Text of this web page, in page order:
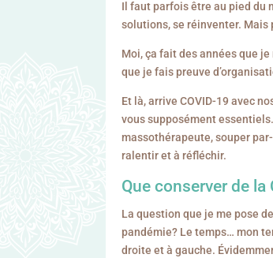
Il faut parfois être au pied du
solutions, se réinventer. Mais
Moi, ça fait des années que
que je fais preuve
Et là, arrive COVID-19 avec
vous supposément
massothérapeute, souper
ralentir et à réfléchir.
Que conserver de la
La question que je me pose
pandémie? Le temps… mon
droite et à gauche.